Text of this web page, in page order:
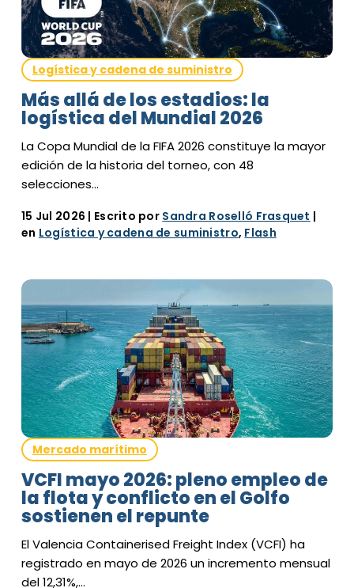
Logística y cadena de suministro
Más allá de los estadios: la
logística del Mundial 2026
La Copa Mundial de la FIFA 2026 constituye la mayor
edición de la historia del torneo, con 48
selecciones…
15 Jul 2026 | Escrito por Sandra Roselló Frasquet |
en Logística y cadena de suministro, Flash
Mercado marítimo
VCFI mayo 2026: pleno empleo de
la flota y conflicto en el Golfo
sostienen el repunte
El Valencia Containerised Freight Index (VCFI) ha
registrado en mayo de 2026 un incremento mensual
del 12,31%,…